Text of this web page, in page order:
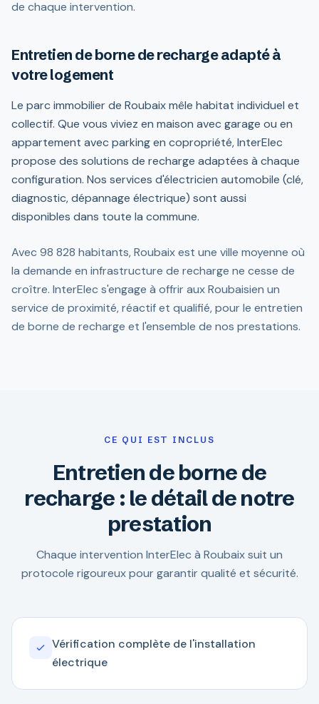
de chaque intervention.
Entretien de borne de recharge adapté à
votre logement
Le parc immobilier de Roubaix mêle habitat individuel et
collectif. Que vous viviez en maison avec garage ou en
appartement avec parking en copropriété, InterElec
propose des solutions de recharge adaptées à chaque
configuration. Nos services d'électricien automobile (clé,
diagnostic, dépannage électrique) sont aussi
disponibles dans toute la commune.
Avec 98 828 habitants, Roubaix est une ville moyenne où
la demande en infrastructure de recharge ne cesse de
croître. InterElec s'engage à offrir aux Roubaisien un
service de proximité, réactif et qualifié, pour le entretien
de borne de recharge et l'ensemble de nos prestations.
CE QUI EST INCLUS
Entretien de borne de
recharge : le détail de notre
prestation
Chaque intervention InterElec à Roubaix suit un
protocole rigoureux pour garantir qualité et sécurité.
Vérification complète de l'installation
électrique